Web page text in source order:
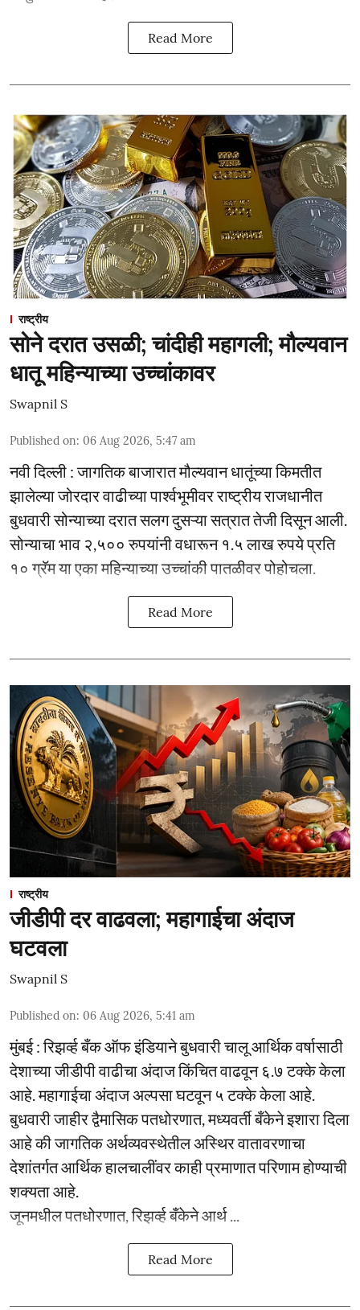
Read More
राष्ट्रीय
सोने दरात उसळी; चांदीही महागली; मौल्यवान
धातू महिन्याच्या उच्चांकावर
Swapnil S
Published on: 06 Aug 2026, 5:47 am
नवी दिल्ली : जागतिक बाजारात मौल्यवान धातूंच्या किमतीत
झालेल्या जोरदार वाढीच्या पार्श्वभूमीवर राष्ट्रीय राजधानीत
बुधवारी सोन्याच्या दरात सलग दुसऱ्या सत्रात तेजी दिसून आली.
सोन्याचा भाव २,५०० रुपयांनी वधारून १.५ लाख रुपये प्रति
१० ग्रॅम या एका महिन्याच्या उच्चांकी पातळीवर पोहोचला.
Read More
राष्ट्रीय
जीडीपी दर वाढवला; महागाईचा अंदाज
घटवला
Swapnil S
Published on: 06 Aug 2026, 5:41 am
मुंबई : रिझर्व्ह बँक ऑफ इंडियाने बुधवारी चालू आर्थिक वर्षासाठी
देशाच्या जीडीपी वाढीचा अंदाज किंचित वाढवून ६.७ टक्के केला
आहे. महागाईचा अंदाज अल्पसा घटवून ५ टक्के केला आहे.
बुधवारी जाहीर द्वैमासिक पतधोरणात, मध्यवर्ती बँकेने इशारा दिला
आहे की जागतिक अर्थव्यवस्थेतील अस्थिर वातावरणाचा
देशांतर्गत आर्थिक हालचालींवर काही प्रमाणात परिणाम होण्याची
शक्यता आहे.
जूनमधील पतधोरणात, रिझर्व्ह बँकेने आर्थ ...
Read More